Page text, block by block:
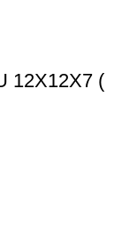
12X12X7 (